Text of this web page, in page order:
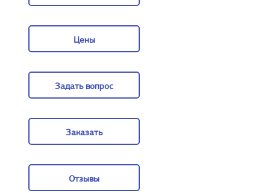
Цены
Задать вопрос
Заказать
Отзывы